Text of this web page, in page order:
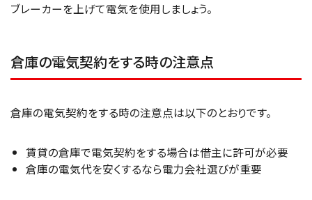
ブレーカーを上げて電気を使用しましょう。
倉庫の電気契約をする時の注意点
倉庫の電気契約をする時の注意点は以下のとおりです。
賃貸の倉庫で電気契約をする場合は借主に許可が必要
倉庫の電気代を安くするなら電力会社選びが重要